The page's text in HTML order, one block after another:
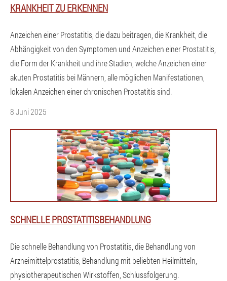
KRANKHEIT ZU ERKENNEN
Anzeichen einer Prostatitis, die dazu beitragen, die Krankheit, die
Abhängigkeit von den Symptomen und Anzeichen einer Prostatitis,
die Form der Krankheit und ihre Stadien, welche Anzeichen einer
akuten Prostatitis bei Männern, alle möglichen Manifestationen,
lokalen Anzeichen einer chronischen Prostatitis sind.
8 Juni 2025
SCHNELLE PROSTATITISBEHANDLUNG
Die schnelle Behandlung von Prostatitis, die Behandlung von
Arzneimittelprostatitis, Behandlung mit beliebten Heilmitteln,
physiotherapeutischen Wirkstoffen, Schlussfolgerung.